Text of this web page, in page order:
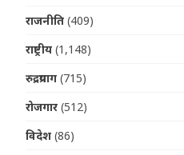
राजनीति (409)
राष्ट्रीय (1,148)
रुद्रप्रयाग (715)
रोजगार (512)
विदेश (86)